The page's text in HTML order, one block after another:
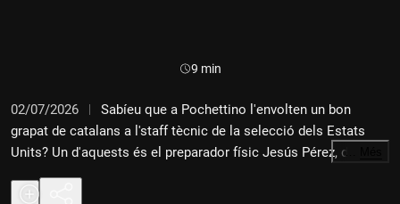
Durada:
9 min
02/07/2026
Sabíeu que a Pochettino l'envolten un bon
grapat de catalans a l'staff tècnic de la selecció dels Estats
Units? Un d'aquests és el preparador físic Jesús Pérez, de
Vilabella (Alt Camp), que ha estat home de confiança de
Pochettino des de la seva etapa a l'Espanyol, que ens atén a
…